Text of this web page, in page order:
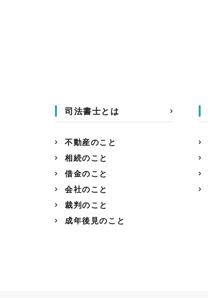
司法書士とは
不動産のこと
相続のこと
借金のこと
会社のこと
裁判のこと
成年後見のこと